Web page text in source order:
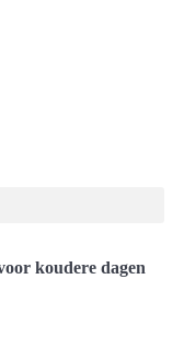
koudere dagen